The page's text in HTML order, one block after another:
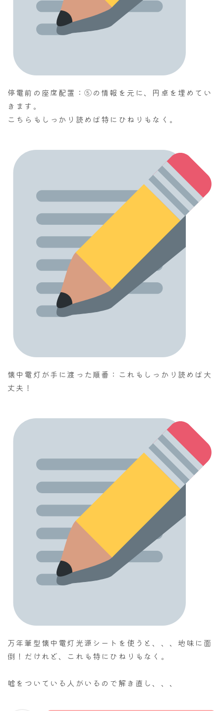
停電前の座席配置：⑤の情報を元に、円卓を埋めてい
きます。
こちらもしっかり読めば特にひねりもなく。
懐中電灯が手に渡った順番：これもしっかり読めば大
丈夫！
万年筆型懐中電灯光源シートを使うと、、、地味に面
倒！だけれど、これも特にひねりもなく。
嘘をついている人がいるので解き直し、、、